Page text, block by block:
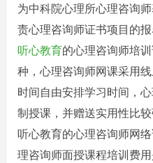
为中科院心理所心理咨询
责心理咨询师证书项目的
听心教育的心理咨询师培
种，心理咨询师网课采用
时间自由安排学习时间，
制授课，并赠送实用性比较
听心教育的心理咨询师网
理咨询师面授课程培训费